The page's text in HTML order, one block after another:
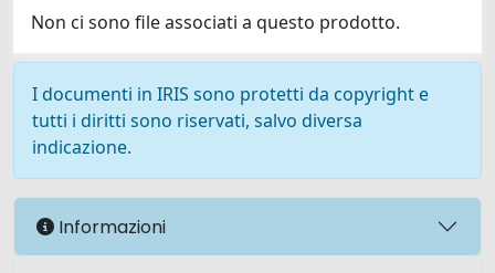
Non ci sono file associati a questo prodotto.
I documenti in IRIS sono protetti da copyright e
tutti i diritti sono riservati, salvo diversa
indicazione.
Informazioni